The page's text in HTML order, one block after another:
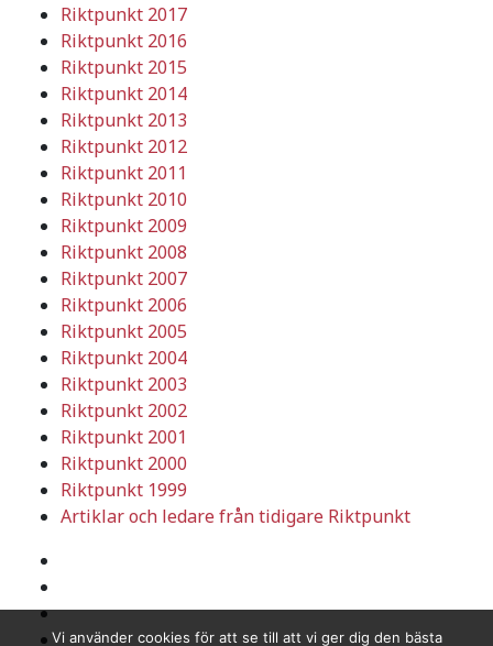
Riktpunkt 2017
Riktpunkt 2016
Riktpunkt 2015
Riktpunkt 2014
Riktpunkt 2013
Riktpunkt 2012
Riktpunkt 2011
Riktpunkt 2010
Riktpunkt 2009
Riktpunkt 2008
Riktpunkt 2007
Riktpunkt 2006
Riktpunkt 2005
Riktpunkt 2004
Riktpunkt 2003
Riktpunkt 2002
Riktpunkt 2001
Riktpunkt 2000
Riktpunkt 1999
Artiklar och ledare från tidigare Riktpunkt
Vi använder cookies för att se till att vi ger dig den bästa